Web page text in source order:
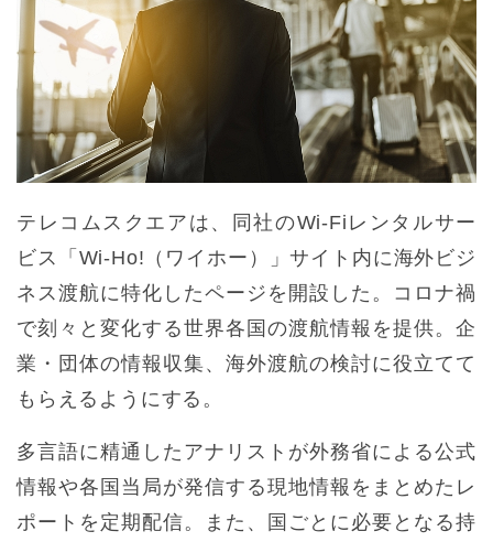
テレコムスクエアは、同社のWi-Fiレンタルサー
ビス「Wi-Ho!（ワイホー）」サイト内に海外ビジ
ネス渡航に特化したページを開設した。コロナ禍
で刻々と変化する世界各国の渡航情報を提供。企
業・団体の情報収集、海外渡航の検討に役立てて
もらえるようにする。
多言語に精通したアナリストが外務省による公式
情報や各国当局が発信する現地情報をまとめたレ
ポートを定期配信。また、国ごとに必要となる持